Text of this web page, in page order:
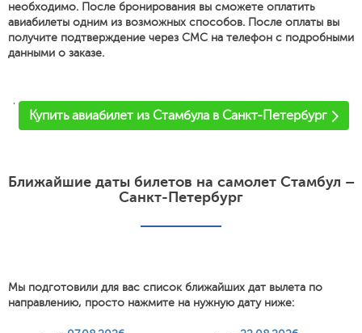
необходимо. После бронирования вы сможете оплатить
авиабилеты одним из возможных способов. После оплаты вы
получите подтверждение через СМС на телефон с подробными
данными о заказе.
'
Купить авиабилет из Стамбула в Санкт-Петербург
Ближайшие даты билетов на самолет Стамбул –
Санкт-Петербург
Мы подготовили для вас список ближайших дат вылета по
направлению, просто нажмите на нужную дату ниже: